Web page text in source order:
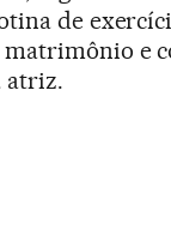
de
matrimônio e
atriz.